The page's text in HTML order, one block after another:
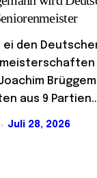
ei den
aus 9
Juli 28, 2026